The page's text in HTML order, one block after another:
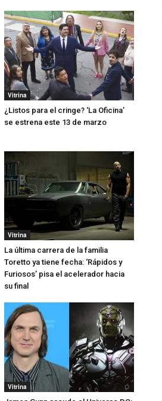
Vitrina
¿Listos para el cringe? ‘La Oficina’
se estrena este 13 de marzo
Vitrina
La última carrera de la familia
Toretto ya tiene fecha: ‘Rápidos y
Furiosos’ pisa el acelerador hacia
su final
Vitrina